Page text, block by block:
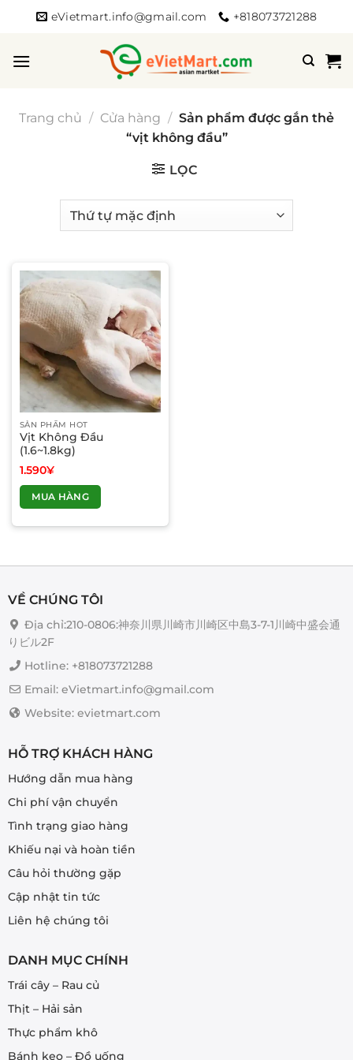
dung
eVietmart.info@gmail.com +818073721288
Trang chủ / Cửa hàng / Sản phẩm được gắn thẻ
“vịt không đầu”
LỌC
SẢN PHẨM HOT
Vịt Không Đầu
(1.6~1.8kg)
1.590¥
MUA HÀNG
VỀ CHÚNG TÔI
Địa chỉ:210-0806:神奈川県川崎市川崎区中島3-7-1川崎中盛会通
りビル2F
Hotline: +818073721288
Email: eVietmart.info@gmail.com
Website: evietmart.com
HỖ TRỢ KHÁCH HÀNG
Hướng dẫn mua hàng
Chi phí vận chuyển
Tình trạng giao hàng
Khiếu nại và hoàn tiền
Câu hỏi thường gặp
Cập nhật tin tức
Liên hệ chúng tôi
DANH MỤC CHÍNH
Trái cây – Rau củ
Thịt – Hải sản
Thực phẩm khô
Bánh kẹo – Đồ uống